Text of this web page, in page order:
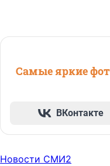
Самые яркие
ВКонтакте
Новости СМИ2